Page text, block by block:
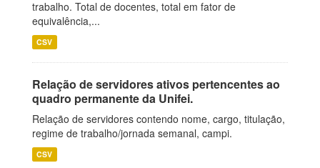
trabalho. Total de docentes, total em fator de
equivalência,...
CSV
Relação de servidores ativos pertencentes ao
quadro permanente da Unifei.
Relação de servidores contendo nome, cargo, titulação,
regime de trabalho/jornada semanal, campi.
CSV